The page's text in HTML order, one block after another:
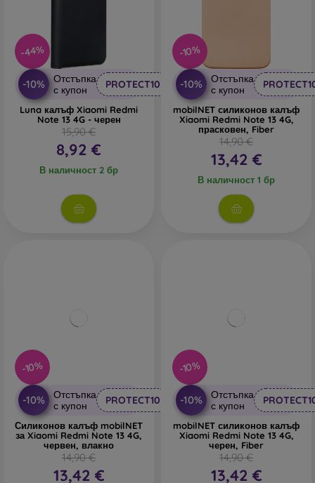
-44%
-10%
Отстъпка
с купон
PROTECT10
Luna калъф Xiaomi Redmi
Note 13 4G - черен
15,90 €
8,92 €
В наличност 2 бр
-10%
-10%
Отстъпка
с купон
mobilNET силиконов калъф
Xiaomi Redmi Note 13 4G,
прасковен, Fiber
14,90 €
13,42 €
В наличност 1 бр
-10%
-10%
Отстъпка
с купон
PROTECT10
Силиконов калъф mobilNET
за Xiaomi Redmi Note 13 4G,
червен, влакно
14,90 €
13,42 €
-10%
-10%
Отстъпка
с купон
mobilNET силиконов калъф
Xiaomi Redmi Note 13 4G,
черен, Fiber
14,90 €
13,42 €